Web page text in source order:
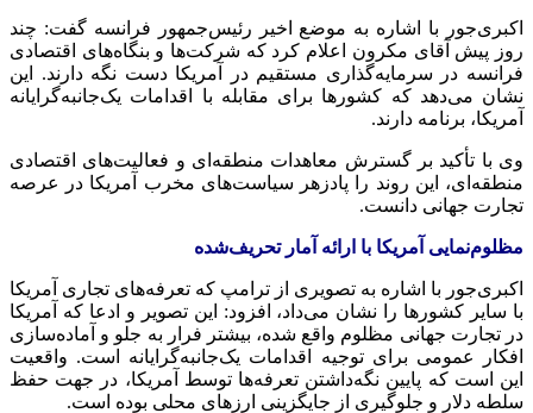
اکبری‌جور با اشاره به موضع اخیر رئیس‌جمهور فرانسه گفت: چند
روز پیش آقای مکرون اعلام کرد که شرکت‌ها و بنگاه‌های اقتصادی
فرانسه در سرمایه‌گذاری مستقیم در آمریکا دست نگه دارند. این
نشان می‌دهد که کشورها برای مقابله با اقدامات یک‌جانبه‌گرایانه
آمریکا، برنامه دارند.
وی با تأکید بر گسترش معاهدات منطقه‌ای و فعالیت‌های اقتصادی
منطقه‌ای، این روند را پادزهر سیاست‌های مخرب آمریکا در عرصه
تجارت جهانی دانست.
مظلوم‌نمایی آمریکا با ارائه آمار تحریف‌شده
اکبری‌جور با اشاره به تصویری از ترامپ که تعرفه‌های تجاری آمریکا
با سایر کشورها را نشان می‌داد، افزود: این تصویر و ادعا که آمریکا
در تجارت جهانی مظلوم واقع شده، بیشتر فرار به جلو و آماده‌سازی
افکار عمومی برای توجیه اقدامات یک‌جانبه‌گرایانه است. واقعیت
این است که پایین نگه‌داشتن تعرفه‌ها توسط آمریکا، در جهت حفظ
سلطه دلار و جلوگیری از جایگزینی ارزهای محلی بوده است.